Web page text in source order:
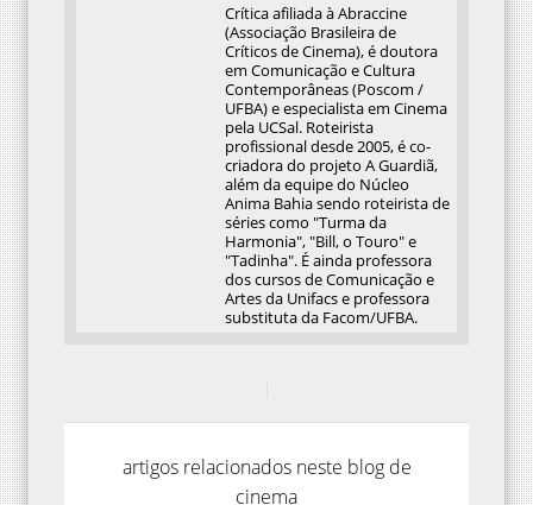
Crítica afiliada à Abraccine
(Associação Brasileira de
Críticos de Cinema), é doutora
em Comunicação e Cultura
Contemporâneas (Poscom /
UFBA) e especialista em Cinema
pela UCSal. Roteirista
profissional desde 2005, é co-
criadora do projeto A Guardiã,
além da equipe do Núcleo
Anima Bahia sendo roteirista de
séries como "Turma da
Harmonia", "Bill, o Touro" e
"Tadinha". É ainda professora
dos cursos de Comunicação e
Artes da Unifacs e professora
substituta da Facom/UFBA.
artigos relacionados neste blog de
cinema